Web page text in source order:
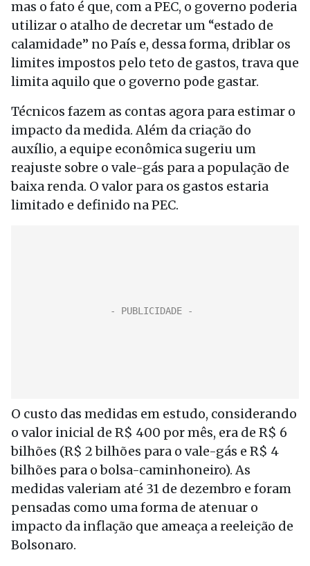
mas o fato é que, com a PEC, o governo poderia
utilizar o atalho de decretar um “estado de
calamidade” no País e, dessa forma, driblar os
limites impostos pelo teto de gastos, trava que
limita aquilo que o governo pode gastar.
Técnicos fazem as contas agora para estimar o
impacto da medida. Além da criação do
auxílio, a equipe econômica sugeriu um
reajuste sobre o vale-gás para a população de
baixa renda. O valor para os gastos estaria
limitado e definido na PEC.
O custo das medidas em estudo, considerando
o valor inicial de R$ 400 por mês, era de R$ 6
bilhões (R$ 2 bilhões para o vale-gás e R$ 4
bilhões para o bolsa-caminhoneiro). As
medidas valeriam até 31 de dezembro e foram
pensadas como uma forma de atenuar o
impacto da inflação que ameaça a reeleição de
Bolsonaro.